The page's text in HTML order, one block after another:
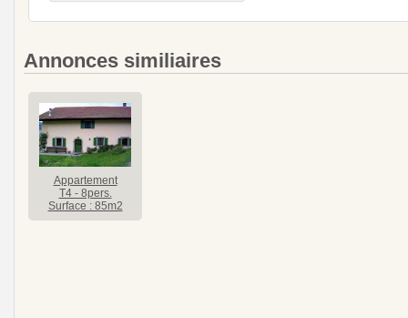
Annonces similiaires
Appartement
T4 - 8pers.
Surface : 85m2